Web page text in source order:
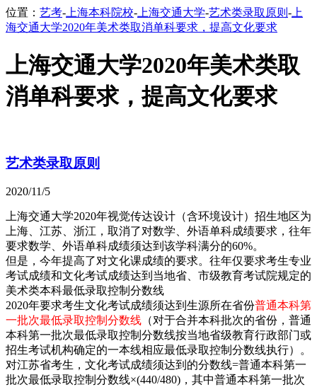
位置： 艺考- 上海本科院校- 上海交通大学-艺术类录取原则 - 上
海交通大学2020年美术类取消单科要求，提高文化要求
上海交通大学2020年美术类取
消单科要求，提高文化要求
艺术类录取原则
2020/11/5
上海交通大学2020年视觉传达设计（含环境设计）招生地区为
上海、江苏、浙江，取消了对数学、外语单科成绩要求，往年
要求数学、外语单科成绩须达到该学科满分的60%。
但是，今年提高了对文化课成绩的要求。往年仅要求考生专业
考试成绩和文化考试成绩达到当地省、市级教育考试院规定的
美术类本科最低录取控制分数线
2020年要求考生文化考试成绩须达到生源所在省份普通本科第
一批次最低录取控制分数线 （对于合并本科批次的省份，普通
本科第一批次最低录取控制分数线按当地省级教育行政部门或
招生考试机构确定的一本线相应最低录取控制分数线执行）。
对江苏省考生，文化考试成绩须达到的分数线=普通本科第一
批次最低录取控制分数线×(440/480)，其中普通本科第一批次